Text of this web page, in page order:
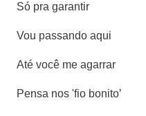
Só pra garantir
Vou passando aqui
Até você me agarrar
Pensa nos 'fio bonito’